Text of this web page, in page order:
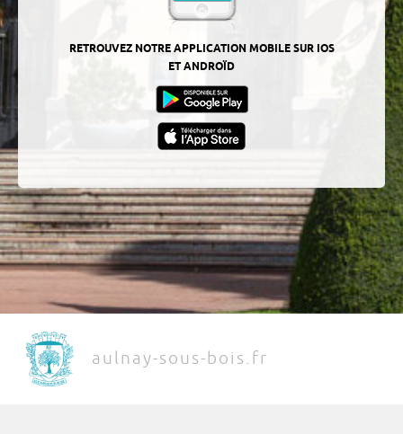
RETROUVEZ NOTRE APPLICATION MOBILE SUR IOS
ET ANDROÏD
aulnay-sous-bois.fr